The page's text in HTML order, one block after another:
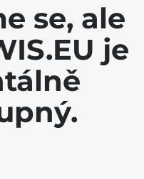
se, ale
je